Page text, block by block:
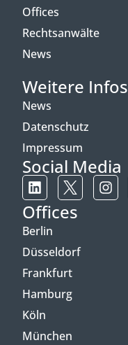
Offices
Rechtsanwälte
News
Weitere Infos
News
Datenschutz
Impressum
Social Media
Offices
Berlin
Düsseldorf
Frankfurt
Hamburg
Köln
München